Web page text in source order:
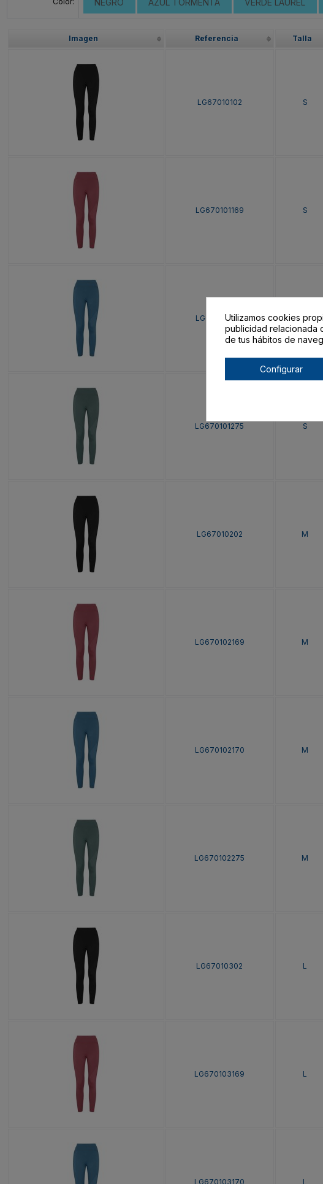
Imagen Referencia Talla
LG67010102 S
LG670101169 S
LG670101170 S
LG670101275 S
LG67010202 M
LG670102169 M
LG670102170 M
LG670102275 M
LG67010302 L
LG670103169 L
LG670103170 L
Utilizamos cookies
publicidad relacionada
de tus hábitos de
Configurar